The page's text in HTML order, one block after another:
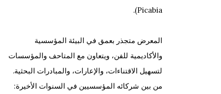
Picabia).
المعرض متجذر بعمق في البيئة المؤسسية
والأكاديمية للفن، ويتعاون مع المتاحف والمؤسسات
لتسهيل الاقتناءات، والإعارات، والمبادرات البحثية.
من بين شركائه المؤسسيين في السنوات الأخيرة: